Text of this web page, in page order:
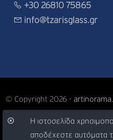
+30 26810 75865
info@tzarisglass.gr
© Copyright 2026 -
Η ιστοσελίδα
αποδέχεστε αυτόματα